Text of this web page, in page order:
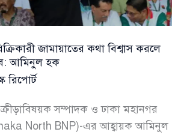
জামায়াতের কথা বিশ্বাস করলে
আমিনুল হক
রিপোর্ট
ক্রীড়াবিষয়ক সম্পাদক ও ঢাকা মহানগর
North BNP)-এর আহ্বায়ক আমিনুল